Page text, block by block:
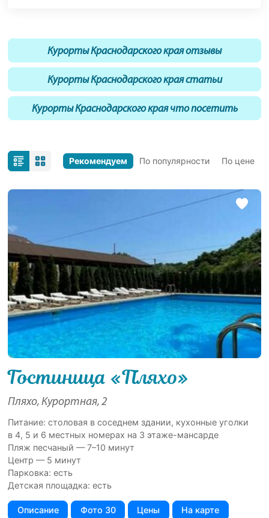
Рекомендуем По популярности По цене
Гостиница «Пляхо»
Пляхо, Курортная, 2
Питание: столовая в соседнем здании, кухонные уголки
в 4, 5 и 6 местных номерах на 3 этаже-мансарде
Пляж песчаный — 7–10 минут
Центр — 5 минут
Парковка: есть
Детская площадка: есть
Описание Фото 30 Цены На карте
Курорты Краснодарского края отзывы
Курорты Краснодарского края статьи
Курорты Краснодарского края что посетить